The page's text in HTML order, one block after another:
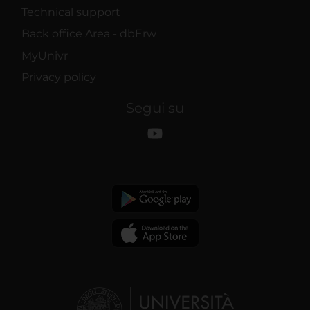
Technical support
Back office Area - dbErw
MyUnivr
Privacy policy
Segui su